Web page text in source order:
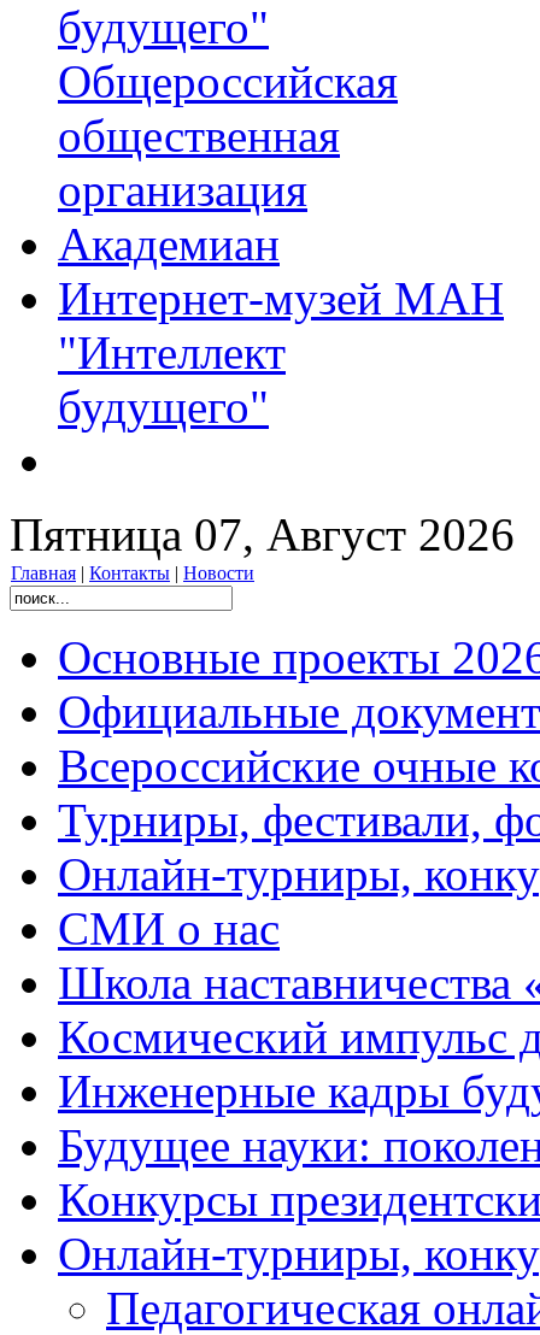
будущего"
Общероссийская
общественная
организация
Академиан
Интернет-музей МАН
"Интеллект
будущего"
Пятница 07, Август 2026
Главная | Контакты | Новости
Основные проекты
Официальные
Всероссийские очные
Турниры, фестивали,
Онлайн-турниры,
СМИ о нас
Школа
Космический импульс
Инженерные кадры
Будущее науки:
Конкурсы
Онлайн-турниры,
Педагогическая